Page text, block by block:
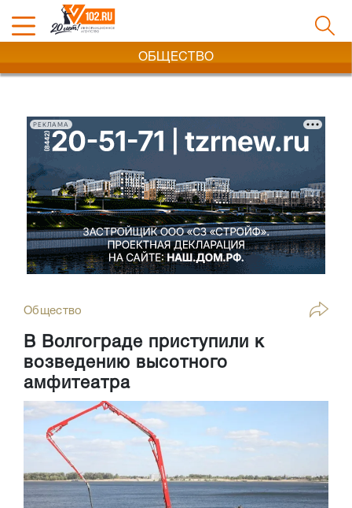
ОБЩЕСТВО
РЕКЛАМА
Общество
В Волгограде приступили к
возведению высотного
амфитеатра